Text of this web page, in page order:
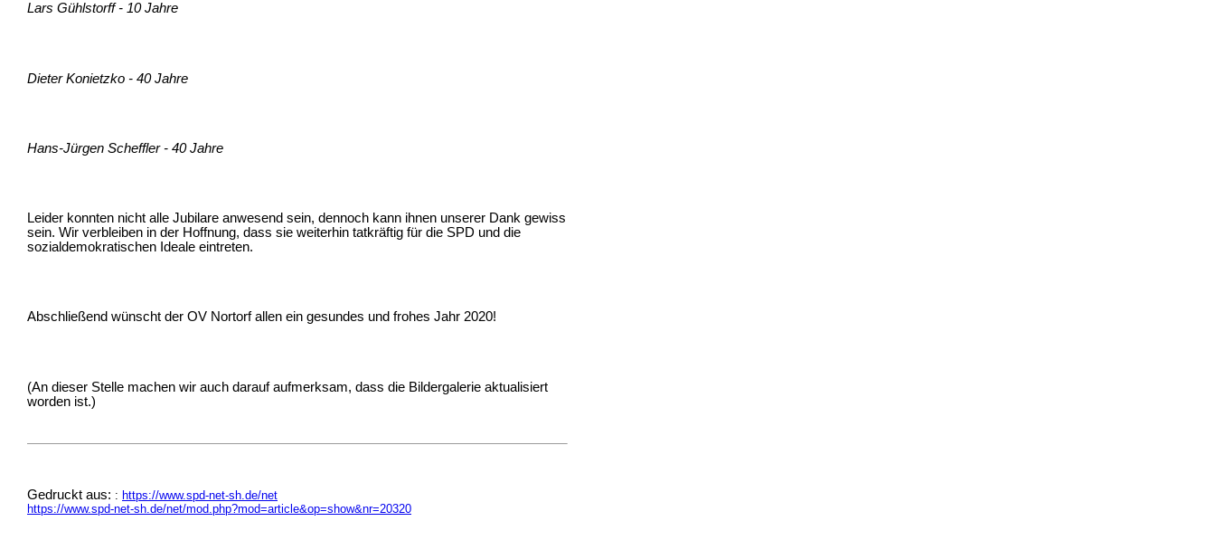
Lars Gühlstorff - 10 Jahre
Dieter Konietzko - 40 Jahre
Hans-Jürgen Scheffler - 40 Jahre
Leider konnten nicht alle Jubilare anwesend sein, dennoch kann ihnen unserer Dank gewiss
sein. Wir verbleiben in der Hoffnung, dass sie weiterhin tatkräftig für die SPD und die
sozialdemokratischen Ideale eintreten.
Abschließend wünscht der OV Nortorf allen ein gesundes und frohes Jahr 2020!
(An dieser Stelle machen wir auch darauf aufmerksam, dass die Bildergalerie aktualisiert
worden ist.)
Gedruckt aus: : https://www.spd-net-sh.de/net
https://www.spd-net-sh.de/net/mod.php?mod=article&op=show&nr=20320